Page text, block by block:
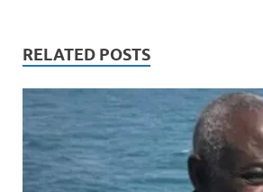
RELATED POSTS